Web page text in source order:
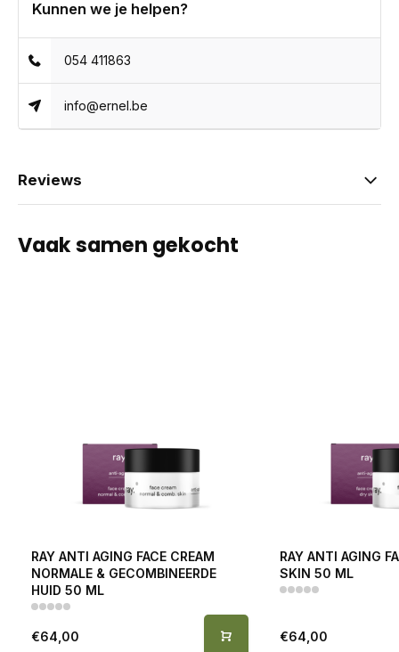
Kunnen we je helpen?
054 411863
info@ernel.be
Reviews
Vaak samen gekocht
RAY ANTI AGING FACE CREAM
NORMALE & GECOMBINEERDE
HUID 50 ML
€64,00
RAY ANTI AGING
SKIN 50 ML
€64,00